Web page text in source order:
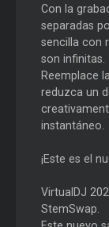
Con la
separadas
sencilla con
son infinitas.
Reemplace
reduzca un
instantáneo.
¡Este es el
VirtualDJ
StemSwap.